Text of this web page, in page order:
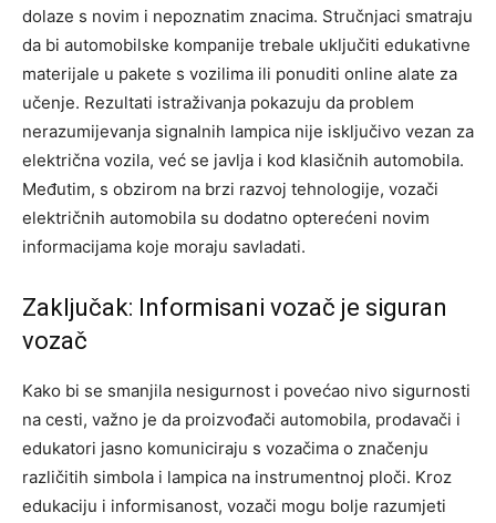
dolaze s novim i nepoznatim znacima. Stručnjaci smatraju
da bi automobilske kompanije trebale uključiti edukativne
materijale u pakete s vozilima ili ponuditi online alate za
učenje. Rezultati istraživanja pokazuju da problem
nerazumijevanja signalnih lampica nije isključivo vezan za
električna vozila, već se javlja i kod klasičnih automobila.
Međutim, s obzirom na brzi razvoj tehnologije, vozači
električnih automobila su dodatno opterećeni novim
informacijama koje moraju savladati.
Zaključak: Informisani vozač je siguran
vozač
Kako bi se smanjila nesigurnost i povećao nivo sigurnosti
na cesti, važno je da proizvođači automobila, prodavači i
edukatori jasno komuniciraju s vozačima o značenju
različitih simbola i lampica na instrumentnoj ploči. Kroz
edukaciju i informisanost, vozači mogu bolje razumjeti